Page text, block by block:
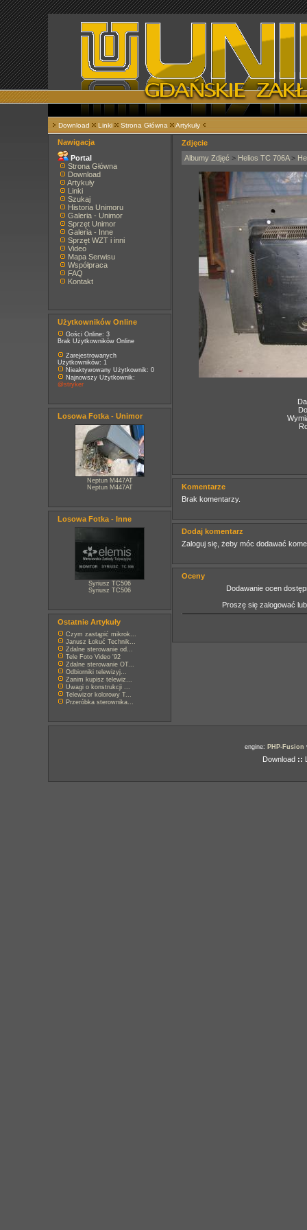
Download Linki Strona Główna Artykuły
Nawigacja
Portal
Strona Główna
Download
Artykuły
Linki
Szukaj
Historia Unimoru
Galeria - Unimor
Sprzęt Unimor
Galeria - Inne
Sprzęt WZT i inni
Video
Mapa Serwisu
Współpraca
FAQ
Kontakt
Użytkowników Online
Gości Online: 3
Brak Użytkowników Online
Zarejestrowanych
Użytkowników: 1
Nieaktywowany Użytkownik: 0
Najnowszy Użytkownik:
@stryker
Losowa Fotka - Unimor
Neptun M447AT
Neptun M447AT
Losowa Fotka - Inne
Syriusz TC506
Syriusz TC506
Ostatnie Artykuły
Czym zastąpić mikrok...
Janusz Łokuć Technik...
Zdalne sterowanie od...
Tele Foto Video '92
Zdalne sterowanie OT...
Odbiorniki telewizyj...
Zanim kupisz telewiz...
Uwagi o konstrukcji ...
Telewizor kolorowy T...
Przeróbka sterownika...
Zdjęcie
Albumy Zdjęć > Helios TC 706A>
Komentarze
Brak komentarzy.
Dodaj komentarz
Zaloguj się, żeby móc dodawać
Oceny
Dodawanie ocen
Proszę się zalogować
engine: PHP-Fusion
Download ::